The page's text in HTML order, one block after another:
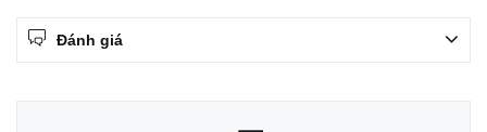
Đánh giá